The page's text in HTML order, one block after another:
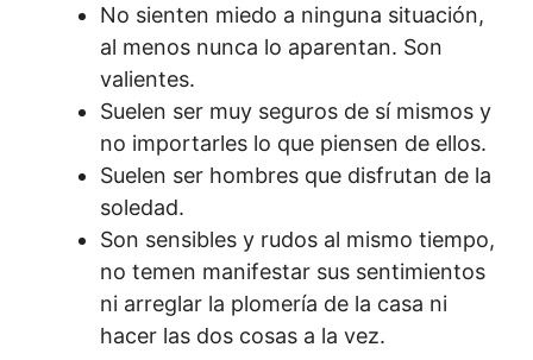
No sienten miedo a ninguna situación,
al menos nunca lo aparentan. Son
valientes.
Suelen ser muy seguros de sí mismos y
no importarles lo que piensen de ellos.
Suelen ser hombres que disfrutan de la
soledad.
Son sensibles y rudos al mismo tiempo,
no temen manifestar sus sentimientos
ni arreglar la plomería de la casa ni
hacer las dos cosas a la vez.